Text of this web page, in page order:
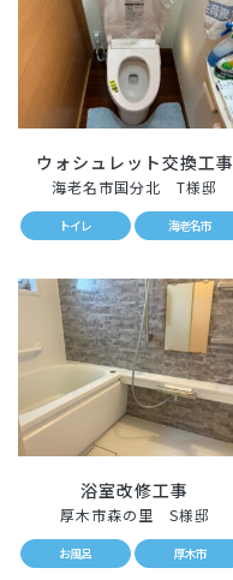
ウォシュレット交換工事
海老名市国分北 T様邸
トイレ 海老名市
浴室改修工事
厚木市森の里 S様邸
お風呂 厚木市